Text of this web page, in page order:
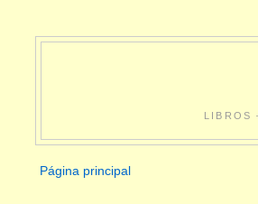
LIBROS
Página principal